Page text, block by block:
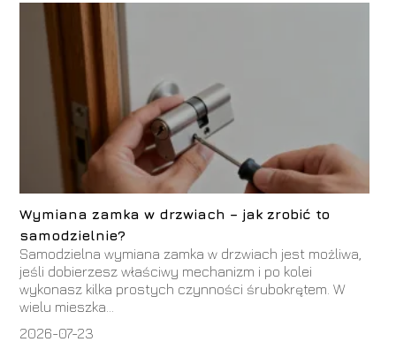
Wymiana zamka w drzwiach – jak zrobić to
samodzielnie?
Samodzielna wymiana zamka w drzwiach jest możliwa,
jeśli dobierzesz właściwy mechanizm i po kolei
wykonasz kilka prostych czynności śrubokrętem. W
wielu mieszka...
2026-07-23